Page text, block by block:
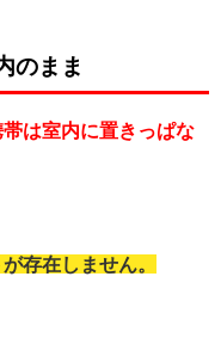
のまま
帯は室内に置きっぱな
存在しません。